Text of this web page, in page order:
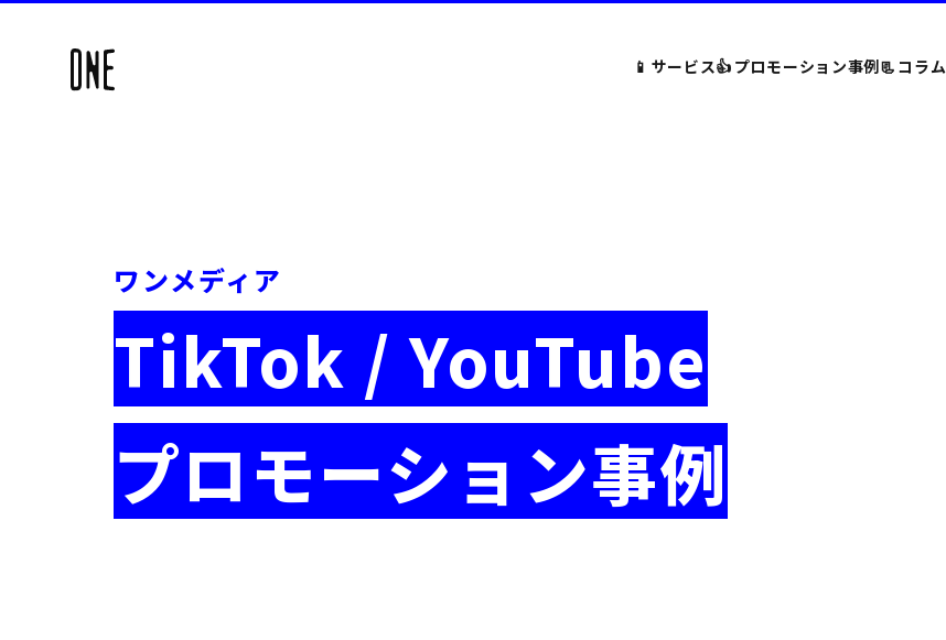
📱 サービス👍 プロモーション事例📃 コラム
ワンメディア
TikTok / YouTube
プロモーション事例